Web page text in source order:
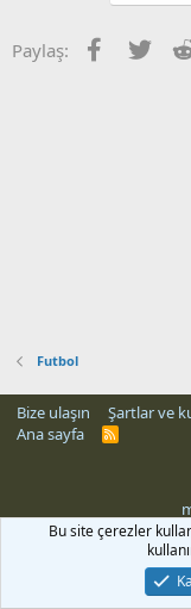
Paylaş: Facebook
Futbol
Bize ulaşın Şartlar ve
Ana sayfa
R
Bu site çerezler